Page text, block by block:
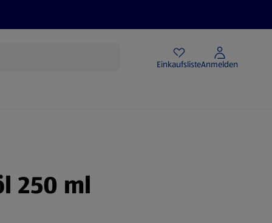
EinkaufslisteAnmelden
250 ml